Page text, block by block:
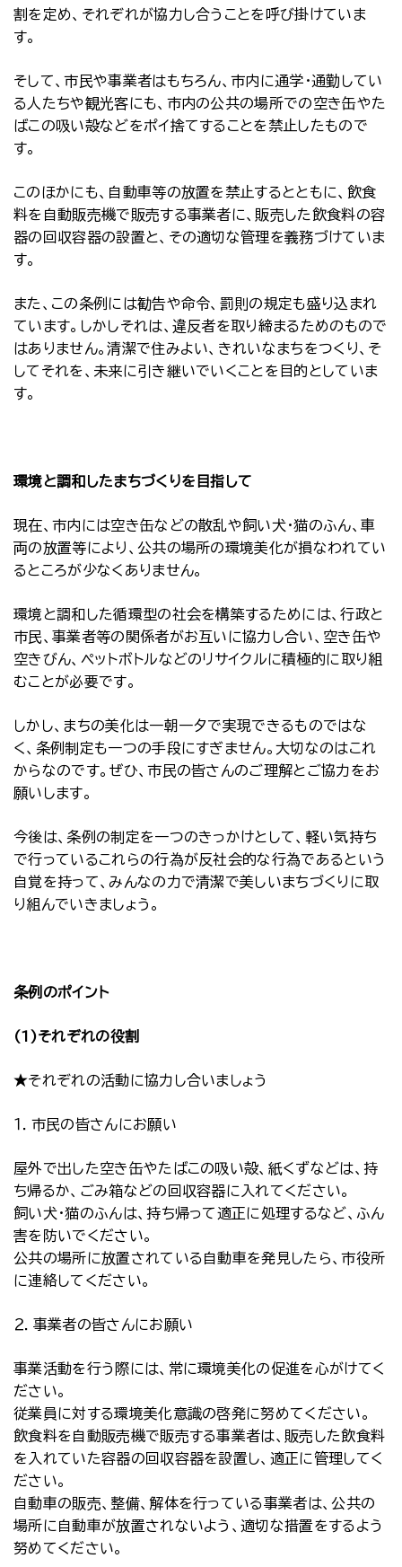
割を定め、それぞれが協力し合うことを呼び掛けていま
す。
そして、市民や事業者はもちろん、市内に通学・通勤してい
る人たちや観光客にも、市内の公共の場所での空き缶やた
ばこの吸い殻などをポイ捨てすることを禁止したもので
す。
このほかにも、自動車等の放置を禁止するとともに、飲食
料を自動販売機で販売する事業者に、販売した飲食料の容
器の回収容器の設置と、その適切な管理を義務づけていま
す。
また、この条例には勧告や命令、罰則の規定も盛り込まれ
ています。しかしそれは、違反者を取り締まるためのもので
はありません。清潔で住みよい、きれいなまちをつくり、そ
してそれを、未来に引き継いでいくことを目的としていま
す。
環境と調和したまちづくりを目指して
現在、市内には空き缶などの散乱や飼い犬・猫のふん、車
両の放置等により、公共の場所の環境美化が損なわれてい
るところが少なくありません。
環境と調和した循環型の社会を構築するためには、行政と
市民、事業者等の関係者がお互いに協力し合い、空き缶や
空きびん、ペットボトルなどのリサイクルに積極的に取り組
むことが必要です。
しかし、まちの美化は一朝一夕で実現できるものではな
く、条例制定も一つの手段にすぎません。大切なのはこれ
からなのです。ぜひ、市民の皆さんのご理解とご協力をお
願いします。
今後は、条例の制定を一つのきっかけとして、軽い気持ち
で行っているこれらの行為が反社会的な行為であるという
自覚を持って、みんなの力で清潔で美しいまちづくりに取
り組んでいきましょう。
条例のポイント
(1)それぞれの役割
★それぞれの活動に協力し合いましょう
１．市民の皆さんにお願い
屋外で出した空き缶やたばこの吸い殻、紙くずなどは、持
ち帰るか、ごみ箱などの回収容器に入れてください。
飼い犬・猫のふんは、持ち帰って適正に処理するなど、ふん
害を防いでください。
公共の場所に放置されている自動車を発見したら、市役所
に連絡してください。
２．事業者の皆さんにお願い
事業活動を行う際には、常に環境美化の促進を心がけてく
ださい。
従業員に対する環境美化意識の啓発に努めてください。
飲食料を自動販売機で販売する事業者は、販売した飲食料
を入れていた容器の回収容器を設置し、適正に管理してく
ださい。
自動車の販売、整備、解体を行っている事業者は、公共の
場所に自動車が放置されないよう、適切な措置をするよう
努めてください。